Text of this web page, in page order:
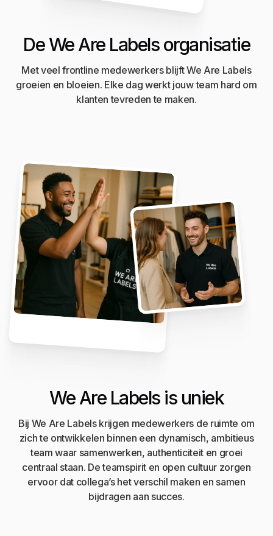
De We Are Labels organisatie
Met veel frontline medewerkers blijft We Are Labels
groeien en bloeien. Elke dag werkt jouw team hard om
klanten tevreden te maken.
We Are Labels is uniek
Bij We Are Labels krijgen medewerkers de ruimte om
zich te ontwikkelen binnen een dynamisch, ambitieus
team waar samenwerken, authenticiteit en groei
centraal staan. De teamspirit en open cultuur zorgen
ervoor dat collega’s het verschil maken en samen
bijdragen aan succes.